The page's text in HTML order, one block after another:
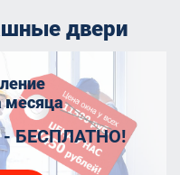
двери
месяца
- БЕСПЛАТНО!